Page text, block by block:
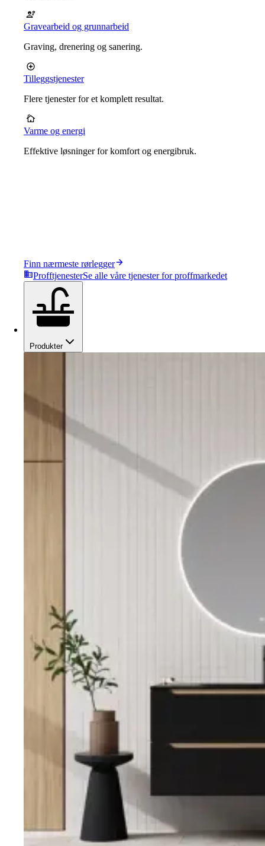
Gravearbeid og grunnarbeid
Graving, drenering og sanering.
Tilleggstjenester
Flere tjenester for et komplett resultat.
Varme og energi
Effektive løsninger for komfort og energibruk.
Finn nærmeste rørlegger
ProfftjenesterSe alle våre tjenester for proffmarkedet
Produkter